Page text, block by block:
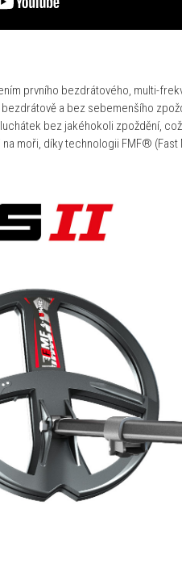
prvního bezdrátového, multi-
a bez sebemenšího
bez jakéhokoli zpoždění,
moři, díky technologii FMF®